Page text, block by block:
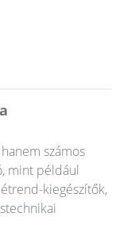
számos
mint például
kiegészítők,